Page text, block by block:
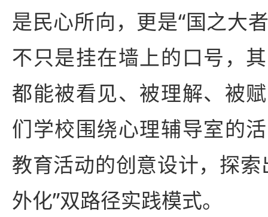
是民心所向，更是“国之大
不只是挂在墙上的口号，
都能被看见、被理解、被
们学校围绕心理辅导室的
教育活动的创意设计，探索
外化”双路径实践模式。